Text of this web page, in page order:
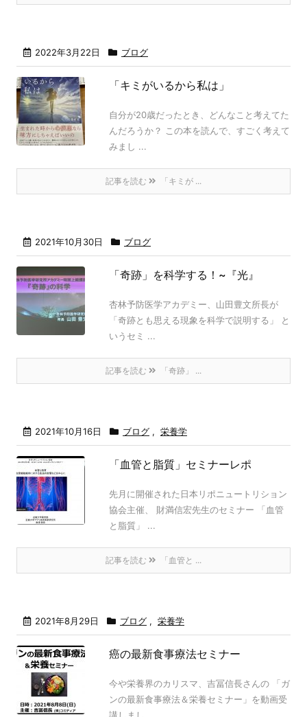
2022年3月22日 ブログ
「キミがいるから私は」
自分が20歳だったとき、どんなこと考えてた
んだろうか？ この本を読んで、すごく考えて
みまし ...
記事を読む 「キミが ...
2021年10月30日 ブログ
「奇跡」を科学する！~『光』
杏林予防医学アカデミー、山田豊文所長が
「奇跡とも思える現象を科学で説明する」 と
いうセミ ...
記事を読む 「奇跡」 ...
2021年10月16日 ブログ , 栄養学
「血管と脂質」セミナーレポ
先月に開催された日本リポニュートリション
協会主催、 財満信宏先生のセミナー 「血管
と脂質」 ...
記事を読む 「血管と ...
2021年8月29日 ブログ , 栄養学
癌の最新食事療法セミナー
今や栄養界のカリスマ、吉冨信長さんの 「ガ
ンの最新食事療法＆栄養セミナー」を動画受